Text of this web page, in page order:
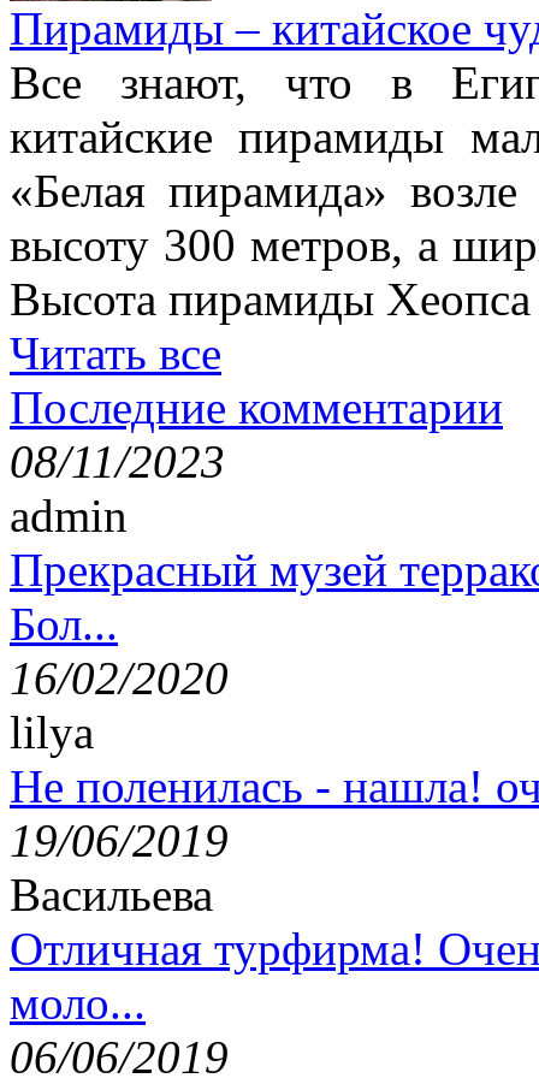
Пирамиды – китайское
Все знают, что в
китайские пирамиды
«Белая пирамида»
высоту 300 метров, а
Высота пирамиды Хеопса
Читать все
Последние комментарии
08/11/2023
admin
Прекрасный музей
Бол...
16/02/2020
lilya
Не поленилась - нашла!
19/06/2019
Васильева
Отличная турфирма!
моло...
06/06/2019